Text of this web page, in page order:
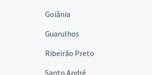
Goiânia
Guarulhos
Ribeirão Preto
Santo André